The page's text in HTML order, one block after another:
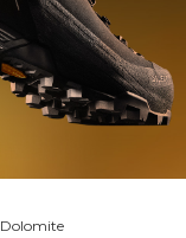
Dolomite